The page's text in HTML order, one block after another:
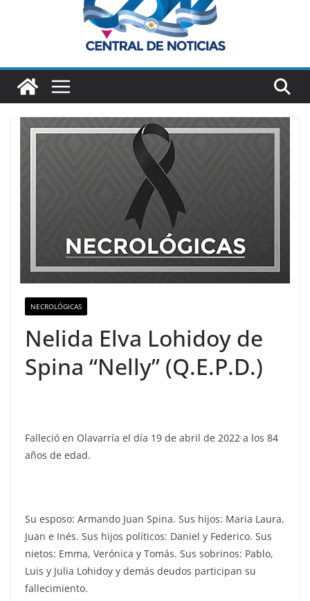
NECROLÓGICAS
Nelida Elva Lohidoy de
Spina “Nelly” (Q.E.P.D.)
Falleció en Olavarría el día 19 de abril de 2022 a los 84
años de edad.
Su esposo: Armando Juan Spina. Sus hijos: Maria Laura,
Juan e Inés. Sus hijos políticos: Daniel y Federico. Sus
nietos: Emma, Verónica y Tomás. Sus sobrinos: Pablo,
Luis y Julia Lohidoy y demás deudos participan su
fallecimiento.